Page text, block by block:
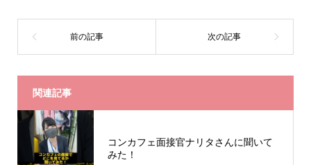
関連記事
コンカフェ面接官ナリタさんに聞いて
みた！